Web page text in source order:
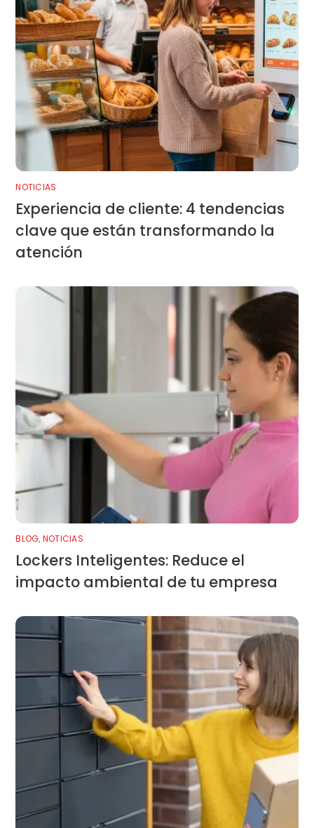
NOTICIAS
Experiencia de cliente: 4 tendencias
clave que están transformando la
atención
BLOG, NOTICIAS
Lockers Inteligentes: Reduce el
impacto ambiental de tu empresa